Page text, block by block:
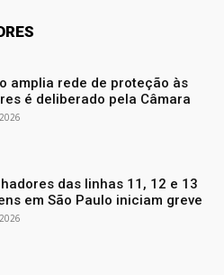
amplia rede de proteção às
é deliberado pela Câmara
das linhas 11, 12 e 13
em São Paulo iniciam greve